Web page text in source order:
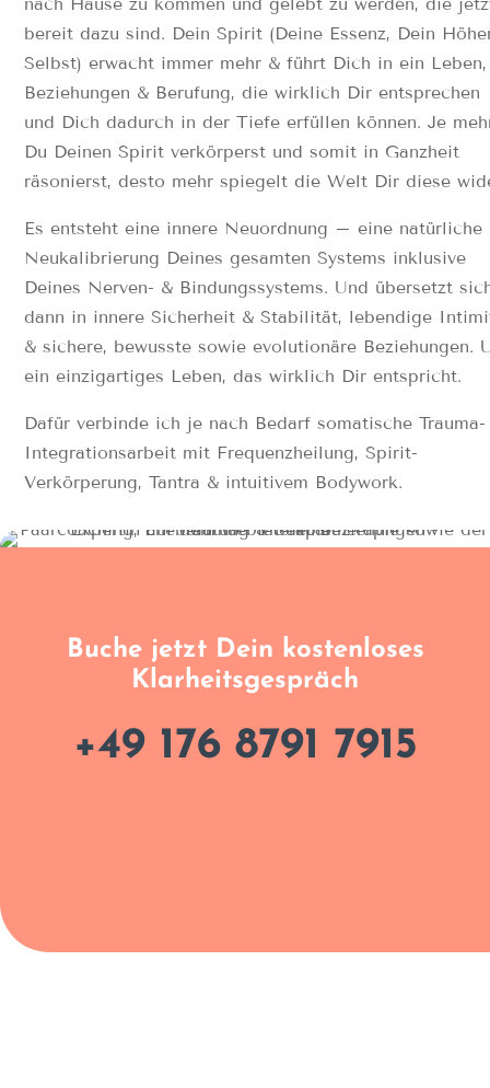
bereit dazu sind. Dein Spirit (Deine Essenz, Dein
Selbst) erwacht immer mehr & führt Dich in ein Leben,
Beziehungen & Berufung, die wirklich Dir entsprechen
und Dich dadurch in der Tiefe erfüllen können. Je
Du Deinen Spirit verkörperst und somit in Ganzheit
räsonierst, desto mehr spiegelt die Welt Dir diese
Es entsteht eine innere Neuordnung – eine natürliche
Neukalibrierung Deines gesamten Systems inklusive
Deines Nerven- & Bindungssystems. Und übersetzt
dann in innere Sicherheit & Stabilität, lebendige
& sichere, bewusste sowie evolutionäre Beziehungen.
ein einzigartiges Leben, das wirklich Dir entspricht.
Dafür verbinde ich je nach Bedarf somatische Trauma-
Integrationsarbeit mit Frequenzheilung, Spirit-
Verkörperung, Tantra & intuitivem Bodywork.
Buche jetzt Dein kostenloses
Klarheitsgespräch
+49 176 8791 7915